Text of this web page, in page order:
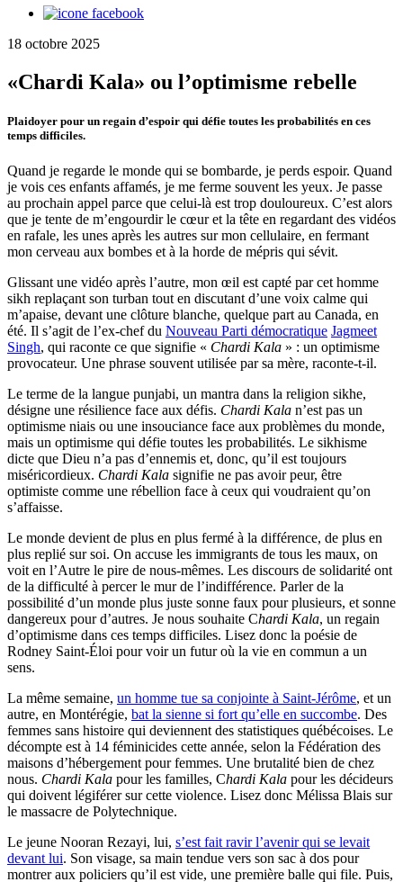
18 octobre 2025
«Chardi Kala» ou l’optimisme rebelle
Plaidoyer pour un regain d’espoir qui défie toutes les probabilités en ces
temps difficiles.
Quand je regarde le monde qui se bombarde, je perds espoir. Quand
je vois ces enfants affamés, je me ferme souvent les yeux. Je passe
au prochain appel parce que celui-là est trop douloureux. C’est alors
que je tente de m’engourdir le cœur et la tête en regardant des vidéos
en rafale, les unes après les autres sur mon cellulaire, en fermant
mon cerveau aux bombes et à la horde de mépris qui sévit.
Glissant une vidéo après l’autre, mon œil est capté par cet homme
sikh replaçant son turban tout en discutant d’une voix calme qui
m’apaise, devant une clôture blanche, quelque part au Canada, en
été. Il s’agit de l’ex-chef du Nouveau Parti démocratique Jagmeet
Singh, qui raconte ce que signifie « Chardi Kala » : un optimisme
provocateur. Une phrase souvent utilisée par sa mère, raconte-t-il.
Le terme de la langue punjabi, un mantra dans la religion sikhe,
désigne une résilience face aux défis. Chardi Kala n’est pas un
optimisme niais ou une insouciance face aux problèmes du monde,
mais un optimisme qui défie toutes les probabilités. Le sikhisme
dicte que Dieu n’a pas d’ennemis et, donc, qu’il est toujours
miséricordieux. Chardi Kala signifie ne pas avoir peur, être
optimiste comme une rébellion face à ceux qui voudraient qu’on
s’affaisse.
Le monde devient de plus en plus fermé à la différence, de plus en
plus replié sur soi. On accuse les immigrants de tous les maux, on
voit en l’Autre le pire de nous-mêmes. Les discours de solidarité ont
de la difficulté à percer le mur de l’indifférence. Parler de la
possibilité d’un monde plus juste sonne faux pour plusieurs, et sonne
dangereux pour d’autres. Je nous souhaite Chardi Kala, un regain
d’optimisme dans ces temps difficiles. Lisez donc la poésie de
Rodney Saint-Éloi pour voir un futur où la vie en commun a un
sens.
La même semaine, un homme tue sa conjointe à Saint-Jérôme, et un
autre, en Montérégie, bat la sienne si fort qu’elle en succombe. Des
femmes sans histoire qui deviennent des statistiques québécoises. Le
décompte est à 14 féminicides cette année, selon la Fédération des
maisons d’hébergement pour femmes. Une brutalité bien de chez
nous. Chardi Kala pour les familles, Chardi Kala pour les décideurs
qui doivent légiférer sur cette violence. Lisez donc Mélissa Blais sur
le massacre de Polytechnique.
Le jeune Nooran Rezayi, lui, s’est fait ravir l’avenir qui se levait
devant lui. Son visage, sa main tendue vers son sac à dos pour
montrer aux policiers qu’il est vide, une première balle qui file. Puis,